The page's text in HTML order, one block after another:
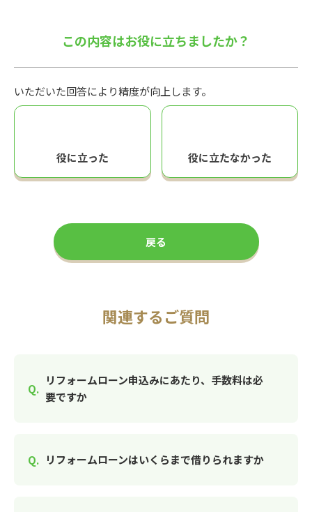
この内容はお役に立ちましたか？
いただいた回答により精度が向上します。
役に立った 役に立たなかった
戻る
関連するご質問
リフォームローン申込みにあたり、手数料は必
要ですか
リフォームローンはいくらまで借りられますか